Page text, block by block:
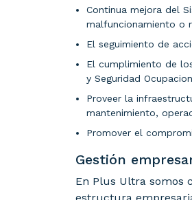
Continua mejora del
malfuncionamiento o
El seguimiento de
El cumplimiento de
y Seguridad
Proveer la
mantenimiento,
Promover el
Gestión
En Plus Ultra somos